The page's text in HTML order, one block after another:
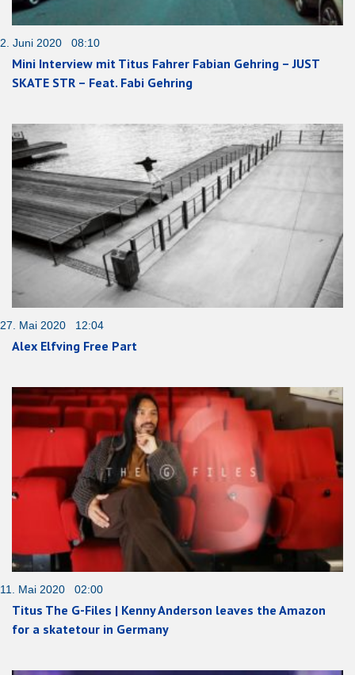
2. Juni 2020 08:10
Mini Interview mit Titus Fahrer Fabian Gehring – JUST
SKATE STR – Feat. Fabi Gehring
27. Mai 2020 12:04
Alex Elfving Free Part
11. Mai 2020 02:00
Titus The G-Files | Kenny Anderson leaves the Amazon
for a skatetour in Germany